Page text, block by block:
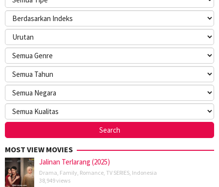
MOST VIEW MOVIES
Jalinan Terlarang (2025)
Drama Family Romance TV SERIES Indonesia
38,949 views